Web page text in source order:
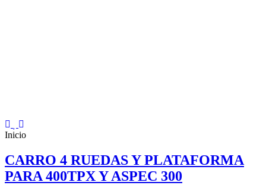
Inicio
CARRO 4 RUEDAS Y PLATAFORMA
PARA 400TPX Y ASPEC 300